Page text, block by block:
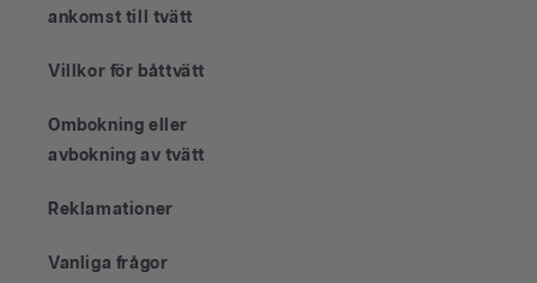
ankomst till tvätt
Villkor för båttvätt
Ombokning eller
avbokning av tvätt
Reklamationer
Vanliga frågor